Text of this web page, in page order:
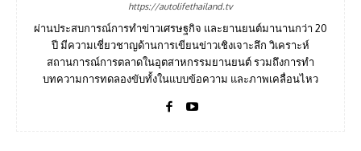
https://autolifethailand.tv
ผ่านประสบการณ์การทำข่าวเศรษฐกิจ และยานยนต์มานานกว่า 20
ปี มีความเชี่ยวชาญด้านการเขียนข่าวเชิงเจาะลึก วิเคราะห์
สถานการณ์การตลาดในอุตสาหกรรมยานยนต์ รวมถึงการทำ
บทความการทดลองขับทั้งในแบบข้อความ และภาพเคลื่อนไหว